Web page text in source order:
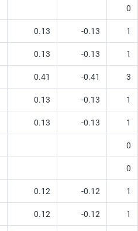
0
0.13 -0.13 1
0.13 -0.13 1
0.41 -0.41 3
0.13 -0.13 1
0.13 -0.13 1
0
0
0.12 -0.12 1
0.12 -0.12 1